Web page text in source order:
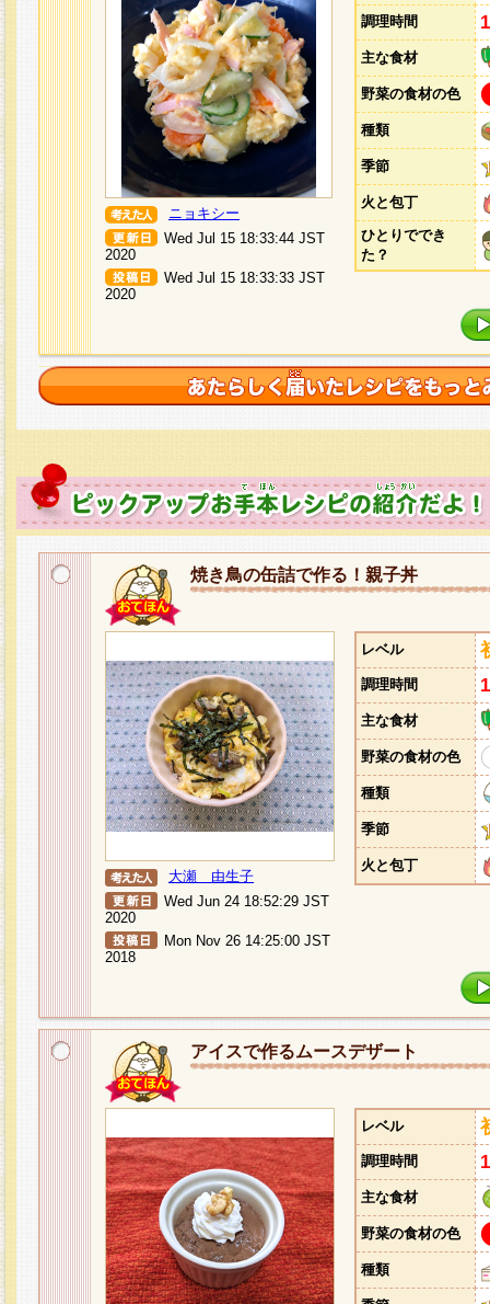
ニョキシー
Wed Jul 15 18:33:44 JST
2020
Wed Jul 15 18:33:33 JST
2020
調理時間
主な食材
野菜の食材の色
種類
季節
火と包丁
ひとりででき
た？
焼き鳥の缶詰で作る！親子丼
大瀬 由生子
Wed Jun 24 18:52:29 JST
2020
Mon Nov 26 14:25:00 JST
2018
レベル
調理時間
主な食材
野菜の食材の色
種類
季節
火と包丁
アイスで作るムースデザート
レベル
調理時間
主な食材
野菜の食材の色
種類